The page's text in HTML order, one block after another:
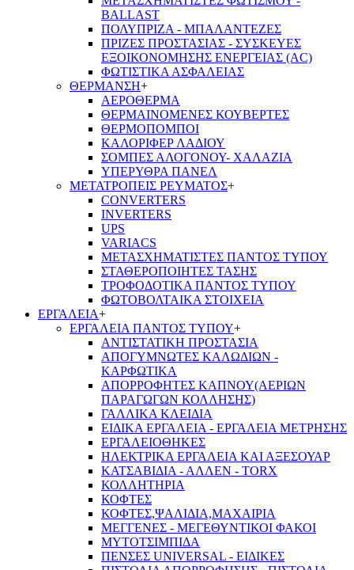
BALLAST
ΠΟΛΥΠΡΙΖΑ - ΜΠΑΛΑΝΤΕΖΕΣ
ΠΡΙΖΕΣ ΠΡΟΣΤΑΣΙΑΣ - ΣΥΣΚΕΥΕΣ
ΕΞΟΙΚΟΝΟΜΗΣΗΣ ΕΝΕΡΓΕΙΑΣ (AC)
ΦΩΤΙΣΤΙΚΑ ΑΣΦΑΛΕΙΑΣ
ΘΕΡΜΑΝΣΗ+
ΑΕΡΟΘΕΡΜΑ
ΘΕΡΜΑΙΝΟΜΕΝΕΣ ΚΟΥΒΕΡΤΕΣ
ΘΕΡΜΟΠΟΜΠΟΙ
ΚΑΛΟΡΙΦΕΡ ΛΑΔΙΟΥ
ΣΟΜΠΕΣ ΑΛΟΓΟΝΟΥ- ΧΑΛΑΖΙΑ
ΥΠΕΡΥΘΡΑ ΠΑΝΕΛ
ΜΕΤΑΤΡΟΠΕΙΣ ΡΕΥΜΑΤΟΣ+
CONVERTERS
INVERTERS
UPS
VARIACS
ΜΕΤΑΣΧΗΜΑΤΙΣΤΕΣ ΠΑΝΤΟΣ ΤΥΠΟΥ
ΣΤΑΘΕΡΟΠΟΙΗΤΕΣ ΤΑΣΗΣ
ΤΡΟΦΟΔΟΤΙΚΑ ΠΑΝΤΟΣ ΤΥΠΟΥ
ΦΩΤΟΒΟΛΤΑΙΚΑ ΣΤΟΙΧΕΙΑ
ΕΡΓΑΛΕΙΑ+
ΕΡΓΑΛΕΙΑ ΠΑΝΤΟΣ ΤΥΠΟΥ+
ΑΝΤΙΣΤΑΤΙΚΗ ΠΡΟΣΤΑΣΙΑ
ΑΠΟΓΥΜΝΩΤΕΣ ΚΑΛΩΔΙΩΝ -
ΚΑΡΦΩΤΙΚΑ
ΑΠΟΡΡΟΦΗΤΕΣ ΚΑΠΝΟΥ(ΑΕΡΙΩΝ
ΠΑΡΑΓΩΓΩΝ ΚΟΛΛΗΣΗΣ)
ΓΑΛΛΙΚΑ ΚΛΕΙΔΙΑ
ΕΙΔΙΚΑ ΕΡΓΑΛΕΙΑ - ΕΡΓΑΛΕΙΑ ΜΕΤΡΗΣΗΣ
ΕΡΓΑΛΕΙΟΘΗΚΕΣ
ΗΛΕΚΤΡΙΚΑ ΕΡΓΑΛΕΙΑ ΚΑΙ ΑΞΕΣΟΥΑΡ
ΚΑΤΣΑΒΙΔΙΑ - ΑΛΛΕΝ - TORX
ΚΟΛΛΗΤΗΡΙΑ
ΚΟΦΤΕΣ
ΚΟΦΤΕΣ,ΨΑΛΙΔΙΑ,ΜΑΧΑΙΡΙΑ
ΜΕΓΓΕΝΕΣ - ΜΕΓΕΘΥΝΤΙΚΟΙ ΦΑΚΟΙ
ΜΥΤΟΤΣΙΜΠΙΔΑ
ΠΕΝΣΕΣ UNIVERSAL - ΕΙΔΙΚΕΣ